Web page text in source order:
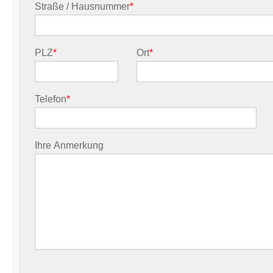
Straße / Hausnummer*
PLZ* Ort*
Telefon*
Ihre Anmerkung